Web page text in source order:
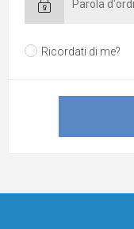
Ricordati di me?